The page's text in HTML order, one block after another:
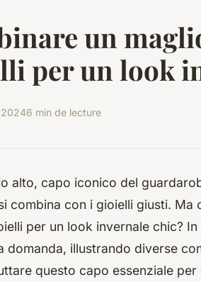
un
per un look
6 min de lecture
alto, capo iconico del
combina con i gioielli giusti. Ma
per un look invernale chic?
domanda, illustrando diverse
questo capo essenziale